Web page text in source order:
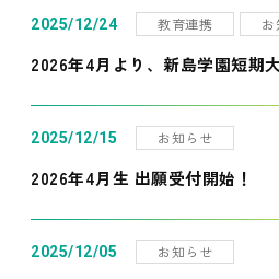
2025/12/24 教育連携 お
2026年4月より、新島学園短期
2025/12/15 お知らせ
2026年4月生 出願受付開始！
2025/12/05 お知らせ